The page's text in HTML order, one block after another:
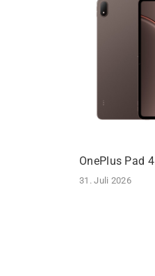
OnePlus Pad
31. Juli 2026